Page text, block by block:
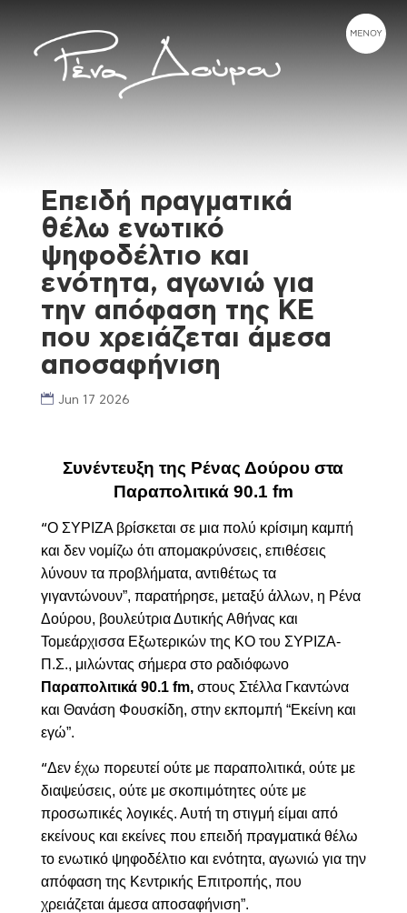
Επειδή πραγματικά
θέλω ενωτικό
ψηφοδέλτιο και
ενότητα, αγωνιώ για
την απόφαση της ΚE
που χρειάζεται άμεσα
αποσαφήνιση
Jun 17 2026
Συνέντευξη της Ρένας Δούρου στα
Παραπολιτικά 90.1 fm
“Ο ΣΥΡΙΖΑ βρίσκεται σε μια πολύ κρίσιμη καμπή
και δεν νομίζω ότι απομακρύνσεις, επιθέσεις
λύνουν τα προβλήματα, αντιθέτως τα
γιγαντώνουν”, παρατήρησε, μεταξύ άλλων, η Ρένα
Δούρου, βουλεύτρια Δυτικής Αθήνας και
Τομεάρχισσα Εξωτερικών της ΚΟ του ΣΥΡΙΖΑ-
Π.Σ., μιλώντας σήμερα στο ραδιόφωνο
Παραπολιτικά 90.1 fm,στους Στέλλα Γκαντώνα
και Θανάση Φουσκίδη, στην εκπομπή “Εκείνη και
εγώ”.
“Δεν έχω πορευτεί ούτε με παραπολιτικά, ούτε με
διαψεύσεις, ούτε με σκοπιμότητες ούτε με
προσωπικές λογικές. Αυτή τη στιγμή είμαι από
εκείνους και εκείνες που επειδή πραγματικά θέλω
το ενωτικό ψηφοδέλτιο και ενότητα, αγωνιώ για την
απόφαση της Κεντρικής Επιτροπής, που
χρειάζεται άμεσα αποσαφήνιση”.